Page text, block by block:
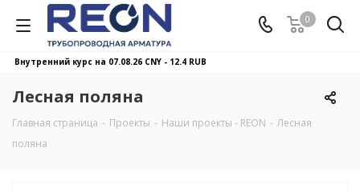
0
Внутренний курс на 07.08.26 CNY - 12.4 RUB
Лесная поляна
Главная страница - Проекты - Наши проекты - REON - Лесная
поляна